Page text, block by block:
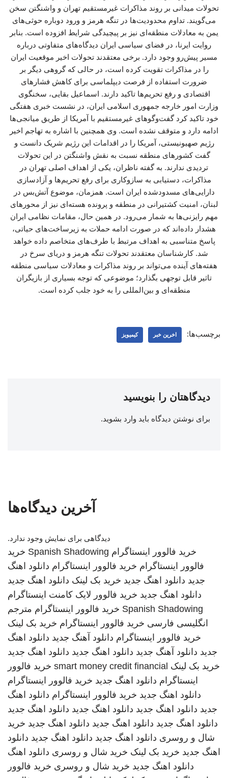
تحولات میدانی بر روند مذاکرات غیرمستقیم تهران و واشنگتن سخن
می‌گویند. تداوم محدودیت‌ها در تنگه هرمز و ورود دوباره حوثی‌های
یمن به معادلات منطقه‌ای نیز بر پیچیدگی شرایط افزوده است. بنابر
روایت ایرنا، در فضای سیاسی ایران دیدگاه‌های متفاوتی درباره
مسیر پیش‌رو وجود دارد. برخی معتقدند تحولات اخیر موقعیت ایران
را در مذاکرات تقویت کرده است، در حالی که گروهی دیگر بر
ضرورت استفاده از فرصت دیپلماسی برای کاهش فشارهای
اقتصادی و رفع تحریم‌ها تاکید دارند. اسماعیل بقایی، سخنگوی
وزارت امور خارجه جمهوری اسلامی ایران، در نشست خبری هفتگی
خود تاکید کرد گفت‌وگوهای غیرمستقیم با آمریکا از طریق میانجی‌ها
ادامه دارد و متوقف نشده است. وی همچنین با اشاره به تهاجم اخیر
رژیم صهیونیستی، آمریکا را در اقدامات این رژیم شریک دانست و
گفت کشورهای منطقه نسبت به نقش واشنگتن در این تحولات
تردیدی ندارند. به گفته ناظران، یکی از اهداف اصلی تهران در
مذاکرات، دستیابی به سازوکاری برای رفع تحریم‌ها و آزادسازی
دارایی‌های مسدودشده ایران است. همزمان، موضوع آتش‌بس در
لبنان، امنیت کشتیرانی در منطقه و پرونده هسته‌ای نیز از محورهای
مهم رایزنی‌ها به شمار می‌رود. در همین حال، مقامات نظامی ایران
هشدار داده‌اند که در صورت ادامه حملات به زیرساخت‌های حیاتی،
پاسخ متناسبی به اهداف مرتبط با طرف‌های متخاصم داده خواهد
شد. کارشناسان معتقدند تحولات تنگه هرمز و دریای سرخ در
هفته‌های آینده می‌تواند بر روند مذاکرات و معادلات سیاسی منطقه
تاثیر قابل توجهی بگذارد؛ موضوعی که توجه بسیاری از بازیگران
منطقه‌ای و بین‌المللی را به خود جلب کرده است.
برچسب‌ها: اخرین خبر کیمیویز
دیدگاهتان را بنویسید
برای نوشتن دیدگاه باید وارد بشوید.
آخرین دیدگاه‌ها
دیدگاهی برای نمایش وجود ندارد.
خرید فالوور اینستاگرام Spanish Shadowing خرید
فالوور اینستاگرام خرید فالوور اینستاگرام دانلود اهنگ
جدید دانلود اهنگ جدید خرید بک لینک دانلود اهنگ جدید
دانلود اهنگ جدید خرید فالوور لایک کامنت اینستاگرام
Spanish Shadowing خرید فالوور اینستاگرام مترجم
انگلیسی فارسی خرید فالوور اینستاگرام خرید بک لینک
خرید فالوور اینستاگرام دانلود آهنگ جدید دانلود اهنگ
جدید دانلود آهنگ جدید دانلود اهنگ جدید دانلود اهنگ جدید
خرید بک لینک smart money credit financial خرید فالوور
اینستاگرام دانلود اهنگ جدید خرید فالوور اینستاگرام
دانلود اهنگ جدید خرید فالوور اینستاگرام دانلود اهنگ
جدید دانلود اهنگ جدید دانلود اهنگ جدید دانلود اهنگ جدید
دانلود اهنگ جدید دانلود اهنگ جدید دانلود اهنگ جدید خرید
شال و روسری دانلود اهنگ جدید دانلود اهنگ جدید دانلود
اهنگ جدید خرید بک لینک خرید شال و روسری دانلود اهنگ
دانلود اهنگ جدید خرید شال و روسری خرید فالوور